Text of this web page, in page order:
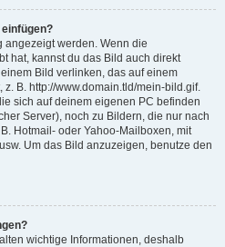
angezeigt werden. Wenn die
hat, kannst du das Bild auch direkt
Bild verlinken, das auf einem
B. http://www.domain.tld/mein-bild.gif.
sich auf deinem eigenen PC befinden
Server), noch zu Bildern, die nur nach
Hotmail- oder Yahoo-Mailboxen, mit
Um das Bild anzuzeigen, benutze den
wichtige Informationen, deshalb